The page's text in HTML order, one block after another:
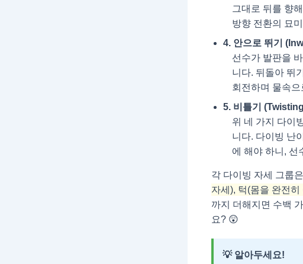
그대로 뒤를 향
방향 전환의 묘
4. 안으로 뛰기
선수가 발판을
니다. 뒤돌아 뛰
회전하며 물속
5. 비틀기
위 네 가지 다이
니다. 다이빙 난
에 해야 하니, 선
각 다이빙 자세 그룹
자세), 턱(몸을 완전
까지 더해지면 수백
요? 😲
💡 알아두세요!